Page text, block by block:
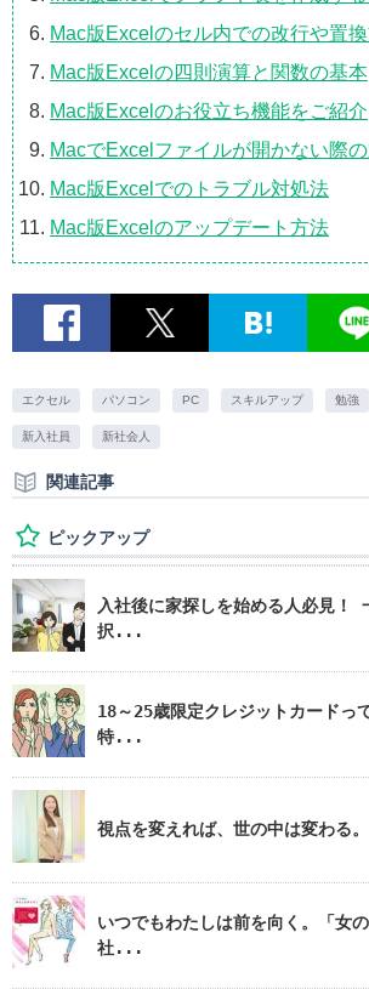
Mac版Excelのセル内での改行や置
Mac版Excelの四則演算と関数の基本
Mac版Excelのお役立ち機能をご紹介
MacでExcelファイルが開かない際
Mac版Excelでのトラブル対処法
Mac版Excelのアップデート方法
エクセル パソコン PC スキルアップ 勉強
新入社員 新社会人
関連記事
ピックアップ
入社後に家探しを始める人必見！
択...
18～25歳限定クレジットカードっ
特...
視点を変えれば、世の中は変わ
いつでもわたしは前を向く。「女
社...